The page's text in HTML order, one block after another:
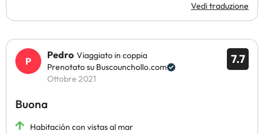
Vedi traduzione
7.7
Pedro Viaggiato in coppia
Prenotato su Buscounchollo.com
Ottobre 2021
Buona
Habitación con vistas al mar